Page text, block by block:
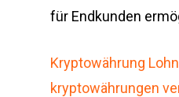
für Endkunden
Kryptowährung
kryptowährungen